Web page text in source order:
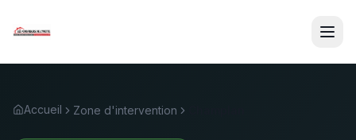
Accueil Zone d'intervention